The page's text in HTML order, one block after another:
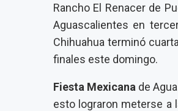
Rancho El Renacer de
Aguascalientes en
Chihuahua terminó
finales este domingo.
Fiesta Mexicana de
esto lograron meterse a